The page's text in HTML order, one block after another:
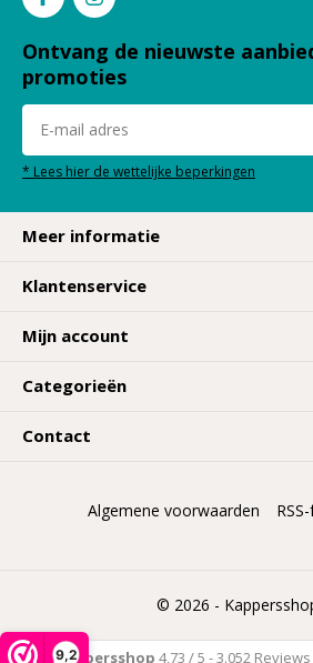
9,2
Ontvang de nieuwste
promoties
* Lees hier de wettelijke beperkingen
Meer informatie
Klantenservice
Mijn account
Categorieën
Contact
© 2026 -
Algemene voorwaarden
Kappersshop 4,73 /5 -3.052 Reviews